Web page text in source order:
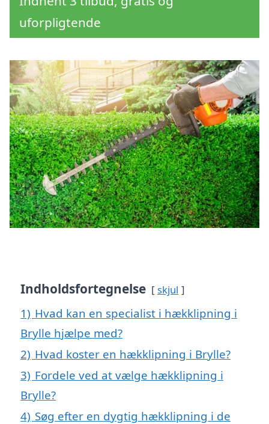
uforpligtende
Indholdsfortegnelse skjul
1) Hvad kan en specialist i hækklipning i
Brylle hjælpe med?
2) Hvad koster en hækklipning i Brylle?
3) Fordele ved at vælge hækklipning i
Brylle?
4) Søg efter en dygtig hækklipning i de